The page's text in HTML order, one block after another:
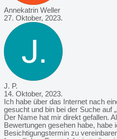
Annekatrin Weller
27. Oktober, 2023.
J. P.
14. Oktober, 2023.
Ich habe über das Internet nach
gesucht und bin bei der Suche auf
Der Name hat mir direkt gefallen.
Bewertungen gesehen habe, habe
Besichtigungstermin zu